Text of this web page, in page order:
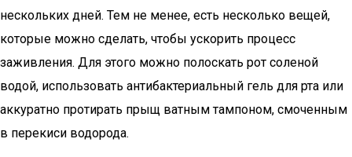
нескольких дней. Тем не менее, есть несколько вещей,
которые можно сделать, чтобы ускорить процесс
заживления. Для этого можно полоскать рот соленой
водой, использовать антибактериальный гель для рта или
аккуратно протирать прыщ ватным тампоном, смоченным
в перекиси водорода.